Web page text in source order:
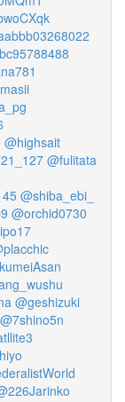
@highsait
@fulitata
@shiba_ebi_
@orchid0730
@geshizuki
@7shino5n